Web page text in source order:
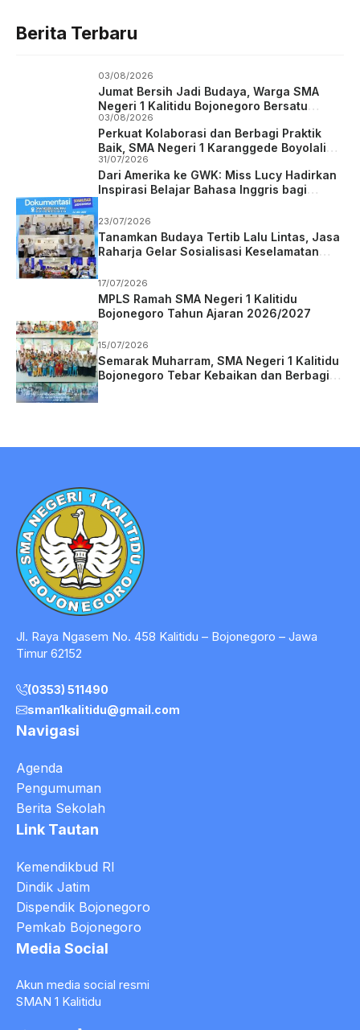
Berita Terbaru
03/08/2026
Jumat Bersih Jadi Budaya, Warga SMA
Negeri 1 Kalitidu Bojonegoro Bersatu
Wujudkan Sekolah Hijau dan Asri
03/08/2026
Perkuat Kolaborasi dan Berbagi Praktik
Baik, SMA Negeri 1 Karanggede Boyolali
Studi Tiru ke SMA Negeri 1 Kalitidu
Bojonegoro
31/07/2026
Dari Amerika ke GWK: Miss Lucy Hadirkan
Inspirasi Belajar Bahasa Inggris bagi
23/07/2026
Tanamkan Budaya Tertib Lalu Lintas, Jasa
Raharja Gelar Sosialisasi Keselamatan
17/07/2026
MPLS Ramah SMA Negeri 1 Kalitidu
Bojonegoro Tahun Ajaran 2026/2027
15/07/2026
Semarak Muharram, SMA Negeri 1 Kalitidu
Bojonegoro Tebar Kebaikan dan Berbagi
Jl. Raya Ngasem No. 458 Kalitidu – Bojonegoro – Jawa
Timur 62152
(0353) 511490
sman1kalitidu@gmail.com
Navigasi
Agenda
Pengumuman
Berita Sekolah
Link Tautan
Kemendikbud RI
Dindik Jatim
Dispendik Bojonegoro
Pemkab Bojonegoro
Media Social
Akun media social resmi
SMAN 1 Kalitidu